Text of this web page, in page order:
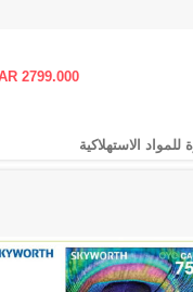
2799.000
الاستهلاكية